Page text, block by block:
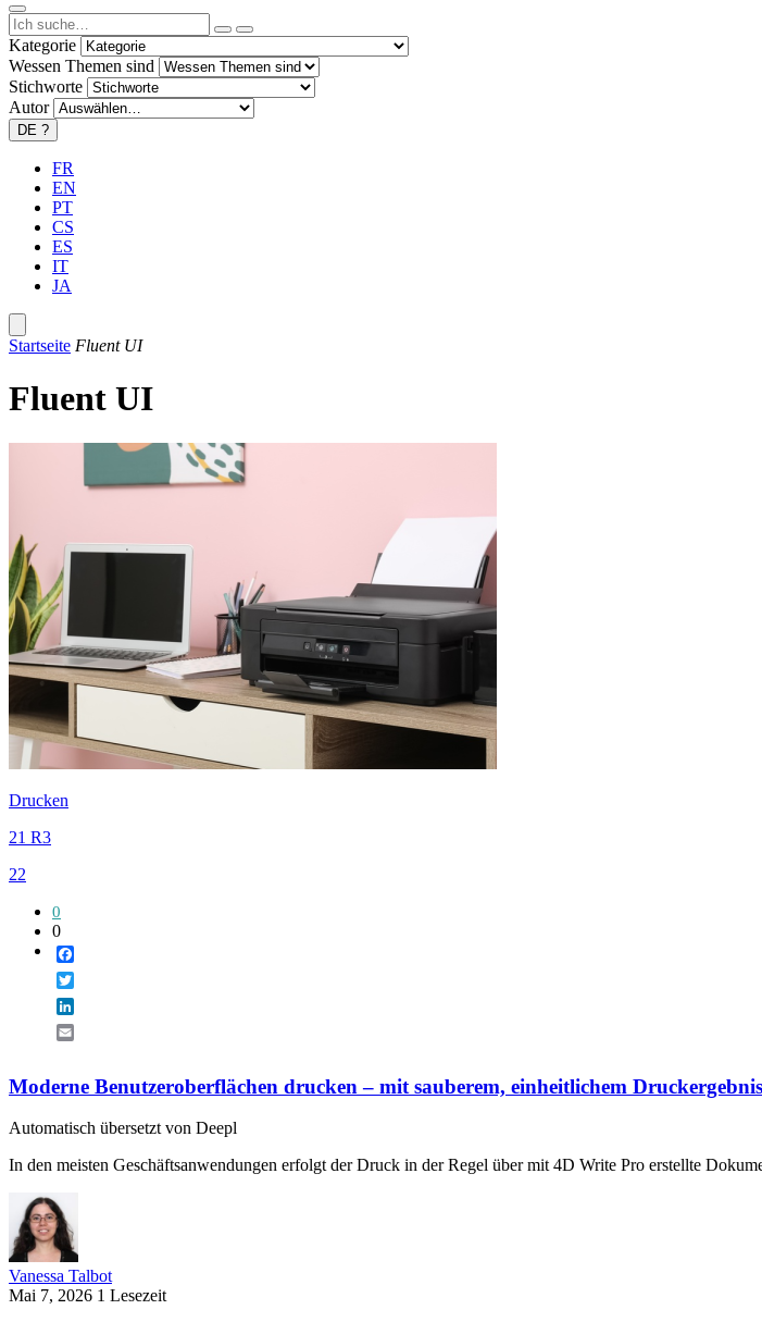
Kategorie
Wessen Themen sind
Stichworte
Autor
DE ?
FR
EN
PT
CS
ES
IT
JA
Startseite Fluent UI
Fluent UI
Drucken
21 R3
22
0
0
Moderne Benutzeroberflächen drucken – mit sauberem, einheitlichem Druckergebnis
Automatisch übersetzt von Deepl
In den meisten Geschäftsanwendungen erfolgt der Druck in der Regel über mit 4D Write Pro erstellte
Vanessa Talbot
Mai 7, 2026 1 Lesezeit